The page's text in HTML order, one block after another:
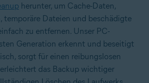
herunter, um Cache-Daten,
temporäre Dateien und beschädigte
zu entfernen. Unser PC-
Generation erkennt und beseitigt
sorgt für einen reibungslosen
das Backup wichtiger